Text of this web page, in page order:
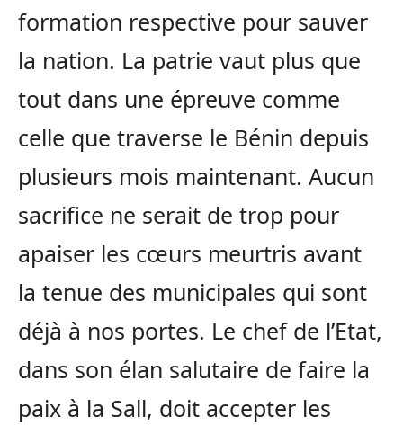
formation respective pour sauver
la nation. La patrie vaut plus que
tout dans une épreuve comme
celle que traverse le Bénin depuis
plusieurs mois maintenant. Aucun
sacrifice ne serait de trop pour
apaiser les cœurs meurtris avant
la tenue des municipales qui sont
déjà à nos portes. Le chef de l’Etat,
dans son élan salutaire de faire la
paix à la Sall, doit accepter les